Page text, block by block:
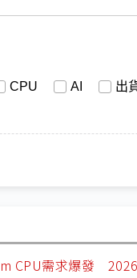
CPU AI 出
CPU需求爆發